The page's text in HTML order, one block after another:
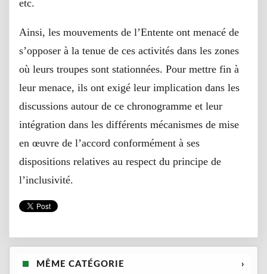
etc.
Ainsi, les mouvements de l’Entente ont menacé de
s’opposer à la tenue de ces activités dans les zones
où leurs troupes sont stationnées. Pour mettre fin à
leur menace, ils ont exigé leur implication dans les
discussions autour de ce chronogramme et leur
intégration dans les différents mécanismes de mise
en œuvre de l’accord conformément à ses
dispositions relatives au respect du principe de
l’inclusivité.
MÊME CATÉGORIE ›